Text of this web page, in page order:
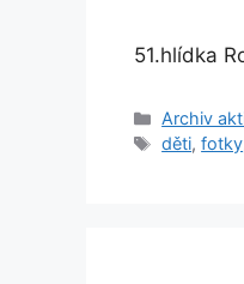
51.hlídka
Rubriky
Archiv
Štítky
děti,fotky